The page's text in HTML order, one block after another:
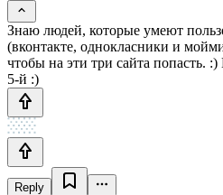
Знаю людей, которые умеют
(вконтакте, однокласники и
чтобы на эти три сайта попасть.
5-й :)
Reply